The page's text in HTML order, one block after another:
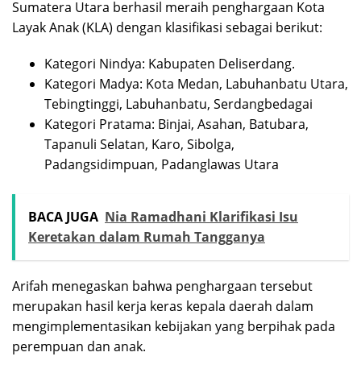
Sumatera Utara berhasil meraih penghargaan Kota
Layak Anak (KLA) dengan klasifikasi sebagai berikut:
Kategori Nindya: Kabupaten Deliserdang.
Kategori Madya: Kota Medan, Labuhanbatu Utara,
Tebingtinggi, Labuhanbatu, Serdangbedagai
Kategori Pratama: Binjai, Asahan, Batubara,
Tapanuli Selatan, Karo, Sibolga,
Padangsidimpuan, Padanglawas Utara
BACA JUGA Nia Ramadhani Klarifikasi Isu
Keretakan dalam Rumah Tangganya
Arifah menegaskan bahwa penghargaan tersebut
merupakan hasil kerja keras kepala daerah dalam
mengimplementasikan kebijakan yang berpihak pada
perempuan dan anak.